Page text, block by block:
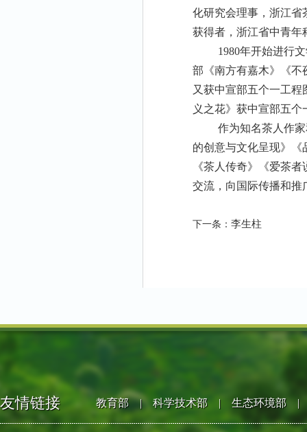
化研究会理事，浙江省
获得者，浙江省中青年
1980年开始进行
部《南方有嘉木》《不
又获中宣部五个一工
义之花》获中宣部五
作为知名茶人作
的创意与文化呈现》
《茶人传奇》《爱茶
交流，向国际传播和推
下一条： 李生柱
友情链接 教育部 | 科学技术部 | 生态环境部 |